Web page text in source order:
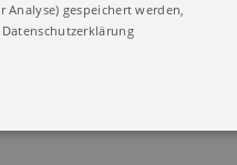
gespeichert werden,
Datenschutzerklärung